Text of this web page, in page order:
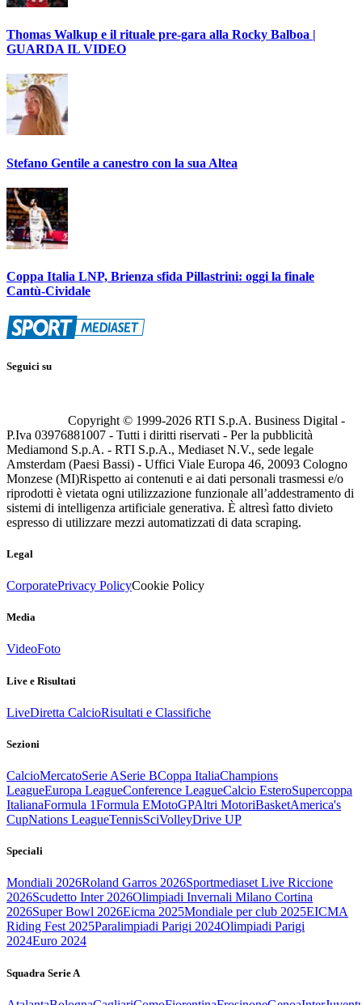
Thomas Walkup e il rituale pre-gara alla Rocky Balboa |
GUARDA IL VIDEO
Stefano Gentile a canestro con la sua Altea
Coppa Italia LNP, Brienza sfida Pillastrini: oggi la finale
Cantù-Cividale
Seguici su
Copyright © 1999-2026 RTI S.p.A. Business Digital -
P.Iva 03976881007 - Tutti i diritti riservati - Per la pubblicità
Mediamond S.p.A. - RTI S.p.A., Mediaset N.V., sede legale
Amsterdam (Paesi Bassi) - Uffici Viale Europa 46, 20093 Cologno
Monzese (MI)Rispetto ai contenuti e ai dati personali trasmessi e/o
riprodotti è vietata ogni utilizzazione funzionale all’addestramento di
sistemi di intelligenza artificiale generativa. È altresì fatto divieto
espresso di utilizzare mezzi automatizzati di data scraping.
Legal
CorporatePrivacy PolicyCookie Policy
Media
VideoFoto
Live e Risultati
LiveDiretta CalcioRisultati e Classifiche
Sezioni
CalcioMercatoSerie ASerie BCoppa ItaliaChampions
LeagueEuropa LeagueConference LeagueCalcio EsteroSupercoppa
ItalianaFormula 1Formula EMotoGPAltri MotoriBasketAmerica's
CupNations LeagueTennisSciVolleyDrive UP
Speciali
Mondiali 2026Roland Garros 2026Sportmediaset Live Riccione
2026Scudetto Inter 2026Olimpiadi Invernali Milano Cortina
2026Super Bowl 2026Eicma 2025Mondiale per club 2025EICMA
Riding Fest 2025Paralimpiadi Parigi 2024Olimpiadi Parigi
2024Euro 2024
Squadra Serie A